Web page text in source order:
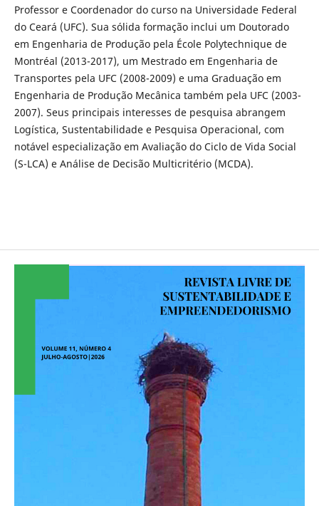
Professor e Coordenador do curso na Universidade Federal
do Ceará (UFC). Sua sólida formação inclui um Doutorado
em Engenharia de Produção pela École Polytechnique de
Montréal (2013-2017), um Mestrado em Engenharia de
Transportes pela UFC (2008-2009) e uma Graduação em
Engenharia de Produção Mecânica também pela UFC (2003-
2007). Seus principais interesses de pesquisa abrangem
Logística, Sustentabilidade e Pesquisa Operacional, com
notável especialização em Avaliação do Ciclo de Vida Social
(S-LCA) e Análise de Decisão Multicritério (MCDA).